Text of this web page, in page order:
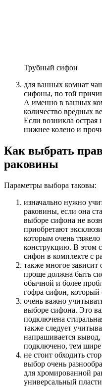
Трубный сифон
для ванных комнат
сифоны, по той
А именно в ванных
количество вредных
Если возникла острая
нижнее колено и
Как выбрать
раковины
Параметры выбора таковы:
изначально нужно
раковины, если она
выборе сифона не
приобретают
которым очень
конструкцию. В этом
сифон в комплекте с
также многое
проще должна быть
обычной и более
гофра сифон, который
очень важно
выборе сифона. Это
подключена
также следует
напрашивается
подключено, тем
не стоит обходить
выбор очень
для хромированной
универсальный